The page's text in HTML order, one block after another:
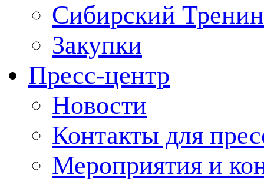
Сибирский
Закупки
Пресс-центр
Новости
Контакты для
Мероприятия и